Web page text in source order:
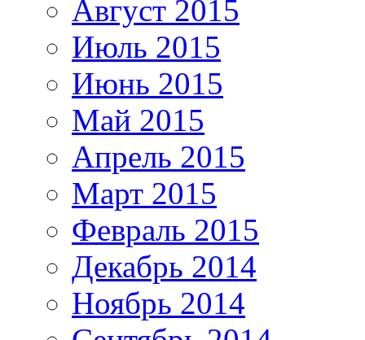
Август 2015
Июль 2015
Июнь 2015
Май 2015
Апрель 2015
Март 2015
Февраль 2015
Декабрь 2014
Ноябрь 2014